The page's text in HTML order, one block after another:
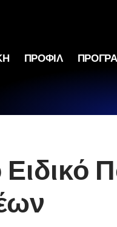
ΠΡΟΦΙΛ